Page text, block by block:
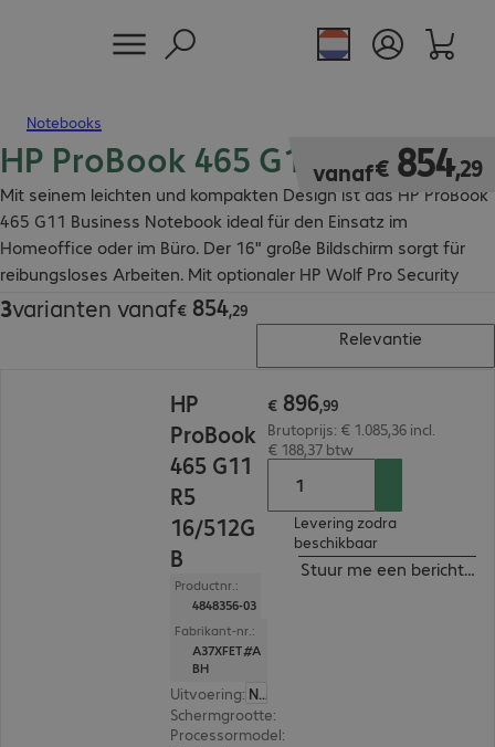
Notebooks
HP ProBook 465 G11 Notebook
Mit seinem leichten und kompakten Design ist das HP ProBook
465 G11 Business Notebook ideal für den Einsatz im
Homeoffice oder im Büro. Der 16" große Bildschirm sorgt für
reibungsloses Arbeiten. Mit optionaler HP Wolf Pro Security
Lizenz.
vanaf€ 854,29
€ 854,29
3varianten vanaf€ 854,29
€ 854,29
Relevantie
HP
ProBook
465 G11
R5
16/512G
B
Productnr.:
4848356-03
Fabrikant-nr.:
A37XFET#A
BH
Uitvoering:
Nederland
Schermgrootte:
Processormodel:
€ 896,99
Brutoprijs: € 1.085,36 incl.
€ 188,37 btw
Levering zodra
beschikbaar
Stuur me een bericht